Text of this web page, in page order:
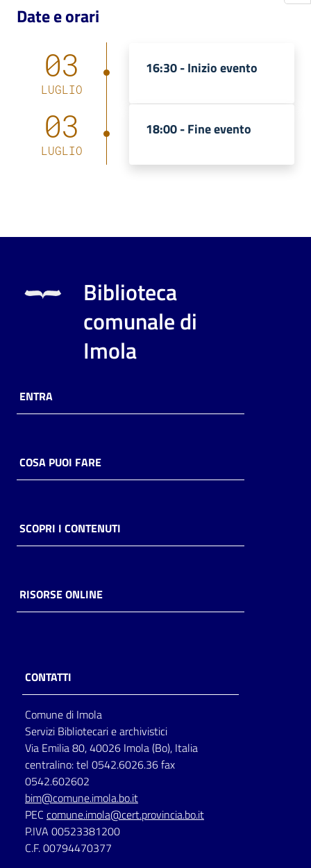
Date e orari
03
LUGLIO
16:30 -Inizio evento
03
LUGLIO
18:00 -Fine evento
Biblioteca
comunale di
Imola
ENTRA
COSA PUOI FARE
SCOPRI I CONTENUTI
RISORSE ONLINE
CONTATTI
Comune di Imola
Servizi Bibliotecari e archivistici
Via Emilia 80, 40026 Imola (Bo), Italia
centralino: tel 0542.6026.36 fax
0542.602602
bim@comune.imola.bo.it
PEC comune.imola@cert.provincia.bo.it
P.IVA 00523381200
C.F. 00794470377